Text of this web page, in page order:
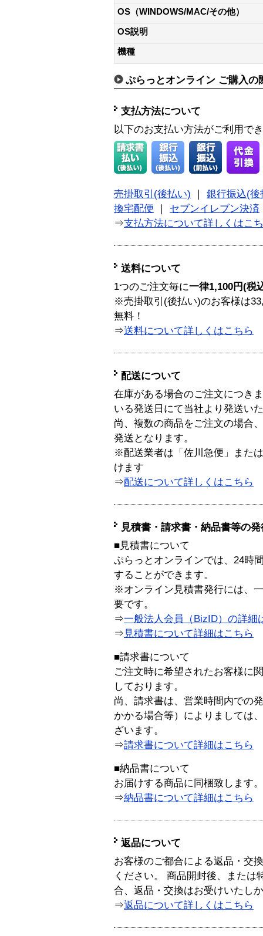
OS（WINDOWS/MAC/その他）
OS説明
機種
ぷらっとオンライン ご購入の
支払方法について
以下のお支払い方法がご利用で
売掛取引(後払い)
銀行振込(後
換宅配便
セブンイレブン決済
⇒支払方法について詳しくはこ
送料について
1つのご注文毎に一律1,100円(税
※売掛取引(後払い)のお客様は
無料！
⇒送料について詳しくはこちら
配送について
在庫がある場合のご注文につき
いる発送日にて当社より発送い
尚、複数の商品をご注文の場合
発送となります。
※配送業者は「佐川急便」また
けます
⇒配送について詳しくはこちら
見積書・請求書・納品書等の
■見積書について
ぷらっとオンラインでは、24時
することができます。
※オンライン見積書発行には、
要です。
⇒一般法人会員（BizID）の詳細
⇒ 見積書について詳細はこちら
■請求書について
ご注文時に希望されたお客様に
しております。
尚、請求書は、営業時間内での
かかる場合等）によりましては
ざいます。
⇒請求書について詳細はこちら
■納品書について
お届けする商品に同梱致します。
⇒納品書について詳細はこちら
返品について
お客様のご都合による返品・交
ください。 商品開封後、または
合、返品・交換はお受けいたし
⇒返品について詳しくはこちら